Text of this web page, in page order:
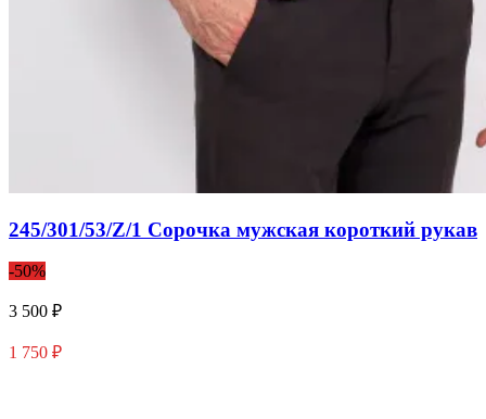
245/301/53/Z/1 Сорочка мужская короткий рукав
-50%
3 500 ₽
1 750 ₽